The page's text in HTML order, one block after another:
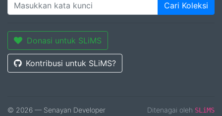
Cari Koleksi
Donasi untuk SLiMS
Kontribusi untuk SLiMS?
© 2026 — Senayan Developer Ditenagai oleh SLiMS